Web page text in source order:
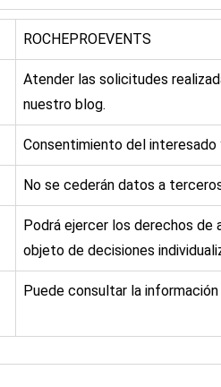
ROCHEPROEVENTS
Atender las solicitudes
nuestro blog.
Consentimiento del
No se cederán datos a
Podrá ejercer los derechos de
objeto de decisiones
Puede consultar la